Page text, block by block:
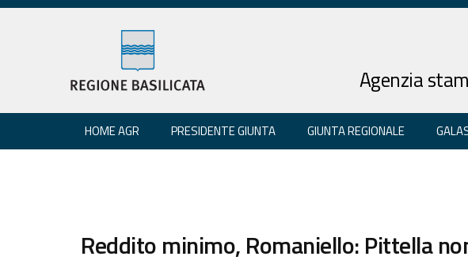
Agenzia
HOME AGR PRESIDENTE GIUNTA GIUNTA REGIONALE
Reddito minimo, Romaniello: Pittella